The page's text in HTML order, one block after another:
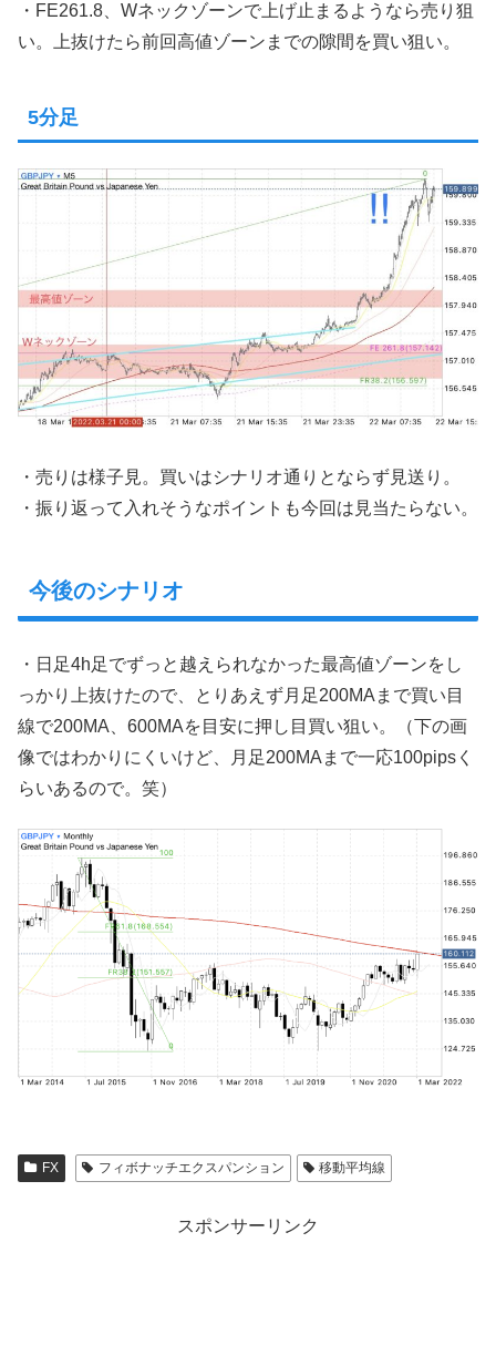
・FE261.8、Wネックゾーンで上げ止まるようなら売り狙
い。上抜けたら前回高値ゾーンまでの隙間を買い狙い。
5分足
・売りは様子見。買いはシナリオ通りとならず見送り。
・振り返って入れそうなポイントも今回は見当たらない。
今後のシナリオ
・日足4h足でずっと越えられなかった最高値ゾーンをし
っかり上抜けたので、とりあえず月足200MAまで買い目
線で200MA、600MAを目安に押し目買い狙い。（下の画
像ではわかりにくいけど、月足200MAまで一応100pipsく
らいあるので。笑）
FX フィボナッチエクスパンション 移動平均線
スポンサーリンク